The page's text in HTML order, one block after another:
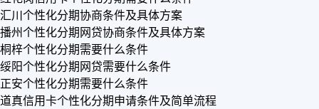
汇川个性化分期协商条件及具体方案
播州个性化分期网贷协商条件及具体方案
桐梓个性化分期需要什么条件
绥阳个性化分期网贷需要什么条件
正安个性化分期需要什么条件
道真信用卡个性化分期申请条件及简单流程